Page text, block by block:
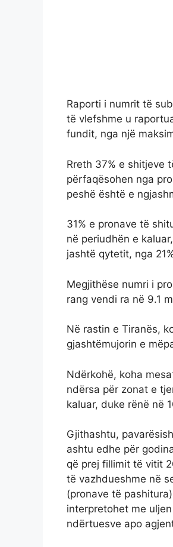
Raporti i numrit të
të vlefshme u
fundit, nga një
Rreth 37% e shitjeve
përfaqësohen nga
peshë është e
31% e pronave të
në periudhën e
jashtë qytetit, nga
Megjithëse numri i
rang vendi ra në 9.1
Në rastin e Tiranës,
gjashtëmujorin e
Ndërkohë, koha
ndërsa për zonat e
kaluar, duke rënë në
Gjithashtu,
ashtu edhe për
që prej fillimit të vitit
të vazhdueshme në
(pronave të
interpretohet me
ndërtuesve apo